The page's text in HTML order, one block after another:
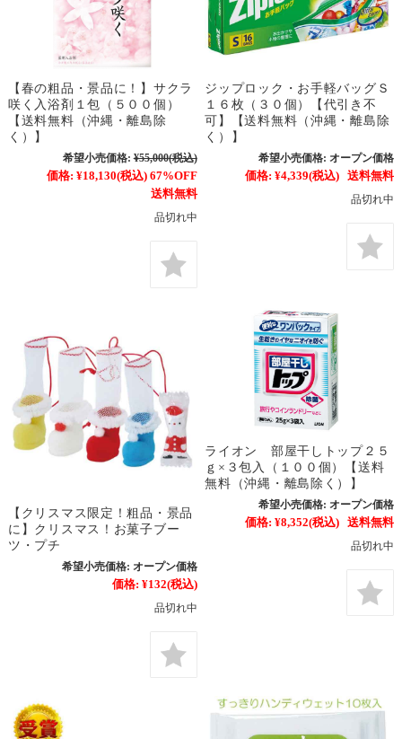
【春の粗品・景品に！】サクラ
咲く入浴剤１包（５００個）
【送料無料（沖縄・離島除
く）】
希望小売価格: ¥55,000(税込)
価格: ¥18,130(税込) 67%OFF
送料無料
品切れ中
ジップロック・お手軽バッグＳ
１６枚（３０個）【代引き不
可】【送料無料（沖縄・離島除
く）】
希望小売価格: オープン価格
価格: ¥4,339(税込)
送料無料
品切れ中
【クリスマス限定！粗品・景品
に】クリスマス！お菓子ブー
ツ・プチ
希望小売価格: オープン価格
価格: ¥132(税込)
品切れ中
ライオン 部屋干しトップ２５
ｇ×３包入（１００個）【送料
無料（沖縄・離島除く）】
希望小売価格: オープン価格
価格: ¥8,352(税込)
送料無料
品切れ中